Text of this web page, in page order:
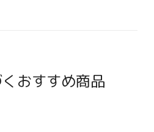
おすすめ商品